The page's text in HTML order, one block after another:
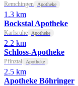
Remchingen Apotheke
1.3 km
Bockstal Apotheke
Karlsruhe Apotheke
2.2 km
Schloss-Apotheke
Pfinztal Apotheke
2.5 km
Apotheke Böhringer